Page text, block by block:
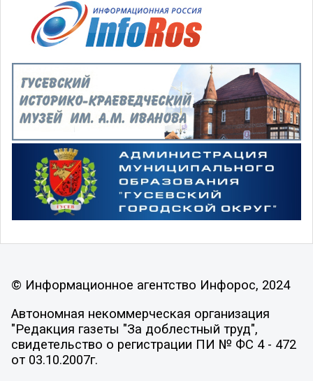
© Информационное агентство Инфорос, 2024
Автономная некоммерческая организация
"Редакция газеты "За доблестный труд",
свидетельство о регистрации ПИ № ФС 4 - 472
от 03.10.2007г.